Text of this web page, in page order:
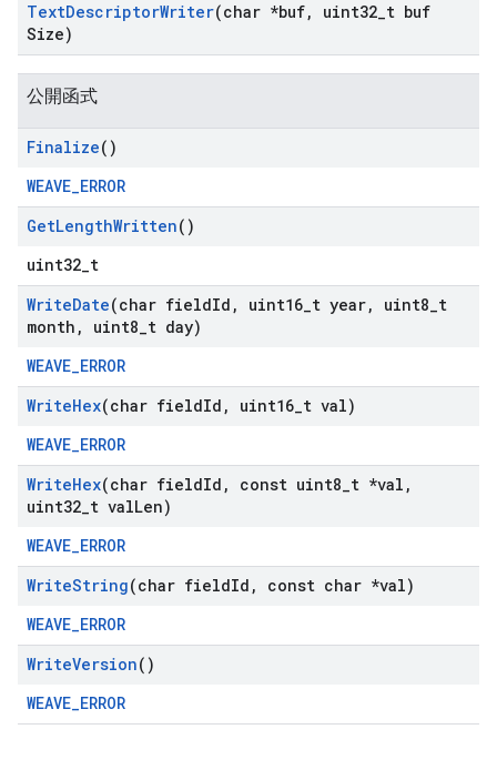
TextDescriptorWriter(char *buf, uint32 t buf
Size)
公開函式
Finalize()
WEAVE_ERROR
GetLengthWritten()
uint32_t
WriteDate(char fieldId , uint16 t year, uint8 t
month , uint8 t day)
WEAVE_ERROR
WriteHex(char fieldId , uint16 t val)
WEAVE_ERROR
WriteHex(char fieldId , const uint8 t *val ,
uint32 t valLen)
WEAVE_ERROR
WriteString(char fieldId ,
const char *val)
WEAVE_ERROR
WriteVersion()
WEAVE_ERROR